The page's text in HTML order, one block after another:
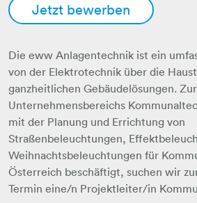
Jetzt bewerben
Die eww Anlagentechnik ist ein
von der Elektrotechnik über die
ganzheitlichen Gebäudelösungen.
Unternehmensbereichs
mit der Planung und Errichtung von
Straßenbeleuchtungen,
Weihnachtsbeleuchtungen für
Österreich beschäftigt, suchen wir
Termin eine/n Projektleiter/in